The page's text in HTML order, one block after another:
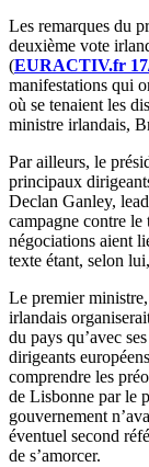
Les remarques du
deuxième vote
(EURACTIV.fr
manifestations qui
où se tenaient les
ministre irlandais,
Par ailleurs, le
principaux
Declan Ganley,
campagne contre le
négociations aient
texte étant, selon
Le premier
irlandais
du pays qu’avec
dirigeants
comprendre les
de Lisbonne par le
gouvernement
éventuel second
de s’amorcer.